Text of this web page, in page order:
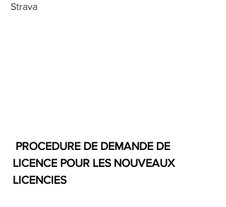
Strava
PROCEDURE DE DEMANDE DE
LICENCE POUR LES NOUVEAUX
LICENCIES